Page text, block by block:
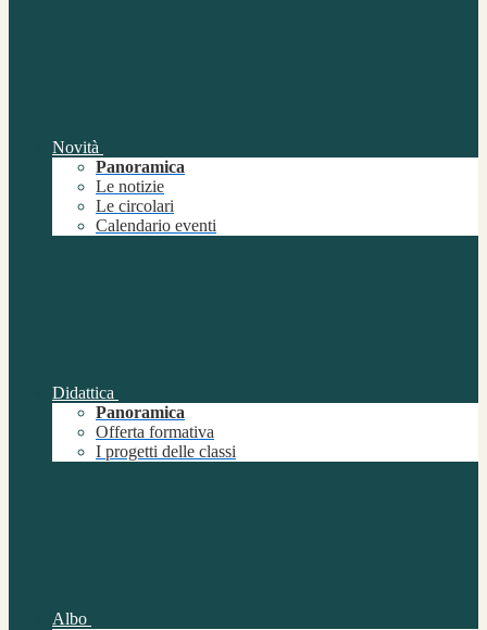
Novità
Panoramica
Le notizie
Le circolari
Calendario eventi
Didattica
Panoramica
Offerta formativa
I progetti delle classi
Albo